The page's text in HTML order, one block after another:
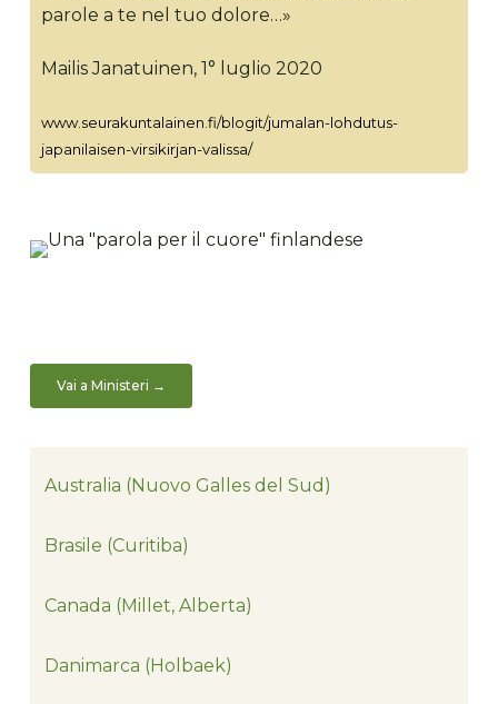
parole a te nel tuo dolore…»
Mailis Janatuinen, 1° luglio 2020
www.seurakuntalainen.fi/blogit/jumalan-lohdutus-
japanilaisen-virsikirjan-valissa/
Vai a Ministeri →
Australia (Nuovo Galles del Sud)
Brasile (Curitiba)
Canada (Millet, Alberta)
Danimarca (Holbaek)